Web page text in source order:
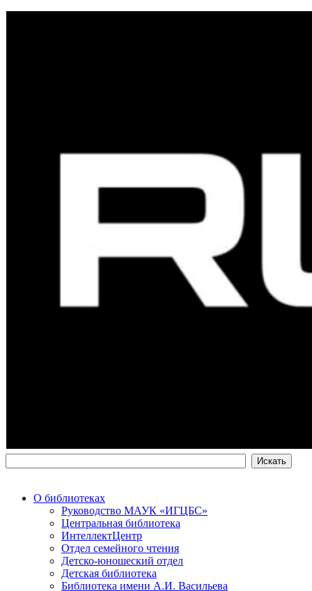
О библиотеках
Руководство МАУК «ИГЦБС»
Центральная библиотека
ИнтеллектЦентр
Отдел семейного чтения
Детско-юношеский отдел
Детская библиотека
Библиотека имени А.И. Васильева